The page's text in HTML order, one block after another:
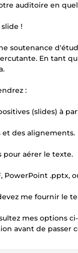
auditoire en
!
soutenance
En tant
:
(slides) à
et des alignements.
pour aérer le texte.
PowerPoint .pptx,
me fournir le
mes options
avant de passer